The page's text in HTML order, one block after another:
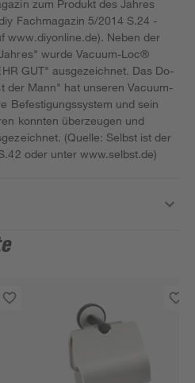
zum Produkt des Jahres
Fachmagazin 5/2014 S.24 -
www.diyonline.de). Neben der
wurde Vacuum-Loc®
GUT" ausgezeichnet. Das Do-
der Mann" hat unseren Vacuum-
Befestigungssystem und sein
konnten überzeugen und
(Quelle: Selbst ist der
oder unter www.selbst.de)